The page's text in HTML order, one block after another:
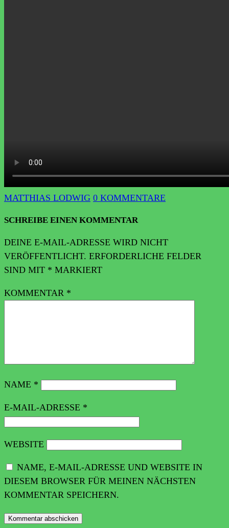
MATTHIAS LODWIG 0 KOMMENTARE
SCHREIBE EINEN KOMMENTAR
DEINE E-MAIL-ADRESSE WIRD NICHT
VERÖFFENTLICHT. ERFORDERLICHE FELDER
SIND MIT * MARKIERT
KOMMENTAR *
NAME *
E-MAIL-ADRESSE *
WEBSITE
NAME, E-MAIL-ADRESSE UND WEBSITE IN
DIESEM BROWSER FÜR MEINEN NÄCHSTEN
KOMMENTAR SPEICHERN.